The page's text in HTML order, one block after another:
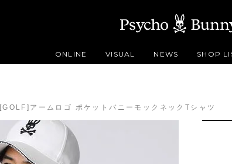
ONLINE VISUAL NEWS SHOP
[GOLF]アームロゴ ポケットバニーモックネックTシャツ